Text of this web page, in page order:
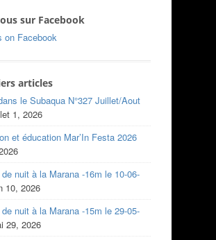
sur Facebook
on Facebook
articles
le Subaqua N°327 Juillet/Aout
1, 2026
et éducation Mar’In Festa 2026
nuit à la Marana -16m le 10-06-
10, 2026
nuit à la Marana -15m le 29-05-
29, 2026